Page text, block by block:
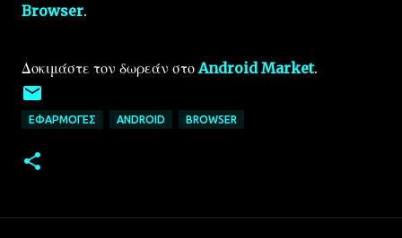
Browser.
Δοκιμάστε τον δωρεάν στο Android Market.
ΕΦΑΡΜΟΓΈΣ ANDROID BROWSER